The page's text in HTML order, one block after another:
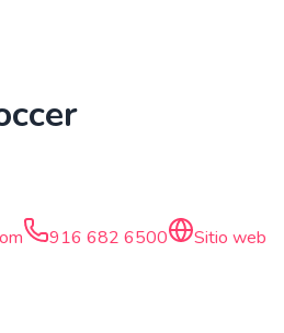
916 682 6500 Sitio web